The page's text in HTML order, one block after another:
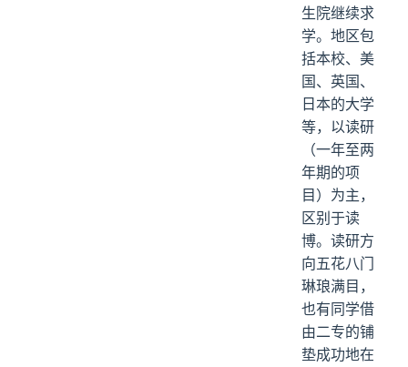
生院继续求
学。地区包
括本校、美
国、英国、
日本的大学
等，以读研
（一年至两
年期的项
目）为主，
区别于读
博。读研方
向五花八门
琳琅满目，
也有同学借
由二专的铺
垫成功地在